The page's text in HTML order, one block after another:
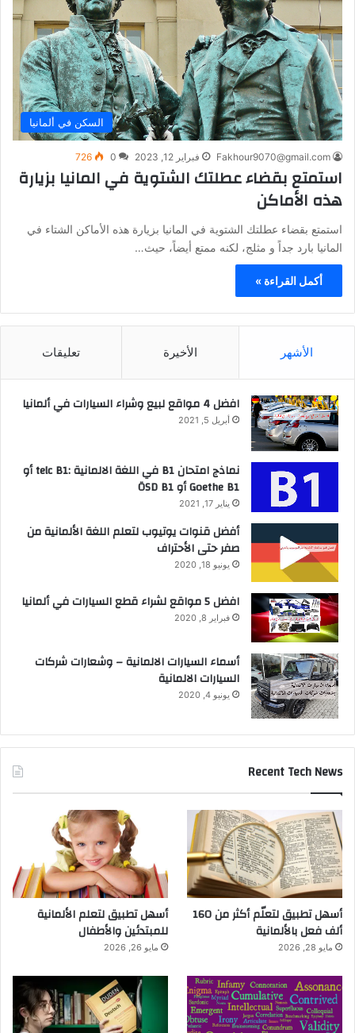
السكن في ألمانيا
Fakhour9070@gmail.com فبراير 12, 2023 0
726
استمتع بقضاء عطلتك الشتوية في المانيا بزيارة
هذه الأماكن
استمتع بقضاء عطلتك الشتوية في المانيا بزيارة هذه الأماكن الشتاء في
المانيا بارد جداً و مثلج، لكنه ممتع أيضاً، حيث…
أكمل القراءة »
الأشهر الأخيرة تعليقات
افضل 4 مواقع لبيع وشراء السيارات في ألمانيا
أبريل 5, 2021
نماذج امتحان B1 في اللغة الالمانية :telc B1 أو
Goethe B1 أو ÖSD B1
يناير 17, 2021
أفضل قنوات يوتيوب لتعلم اللغة الألمانية من
صفر حتى الأحتراف
يونيو 18, 2020
افضل 5 مواقع لشراء قطع السيارات في ألمانيا
فبراير 8, 2020
أسماء السيارات الالمانية – وشعارات شركات
السيارات الالمانية
يونيو 4, 2020
Recent Tech News
أسهل تطبيق لتعلّم أكثر من 160
ألف فعل بالألمانية
مايو 28, 2026
أسهل تطبيق لتعلم الألمانية
للمبتدئين والأطفال
مايو 26, 2026